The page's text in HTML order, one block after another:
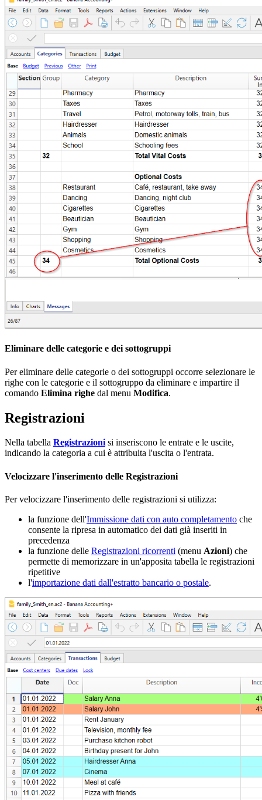
Eliminare delle categorie e dei sottogruppi
Per eliminare delle categorie o dei sottogruppi occorre selezionare le
righe con le categorie e il sottogruppo da eliminare e impartire il
comando Elimina righe dal menu Modifica.
Registrazioni
Nella tabella Registrazionisi inseriscono le entrate e le uscite,
indicando la categoria a cui è attribuita l'uscita o l'entrata.
Velocizzare l'inserimento delle Registrazioni
Per velocizzare l'inserimento delle registrazioni si utilizza:
la funzione dell'Immissione dati con auto completamento che
consente la ripresa in automatico dei dati già inseriti in
precedenza
la funzione delle Registrazioni ricorrenti (menu Azioni) che
permette di memorizzare in un'apposita tabella le registrazioni
ripetitive
l'importazione dati dall'estratto bancario o postale.